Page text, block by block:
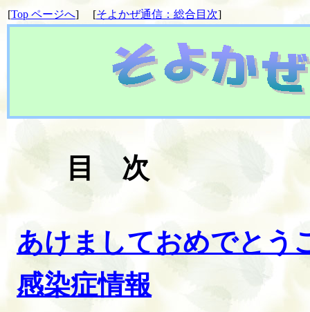
[Top ページへ] [そよかぜ通信：総合目次]
目 次
あけましておめでとう
感染症情報